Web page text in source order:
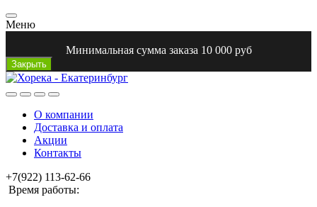
Меню
Минимальная сумма заказа 10 000 руб
Закрыть
О компании
Доставка и оплата
Акции
Контакты
+7(922) 113-62-66
Время работы: